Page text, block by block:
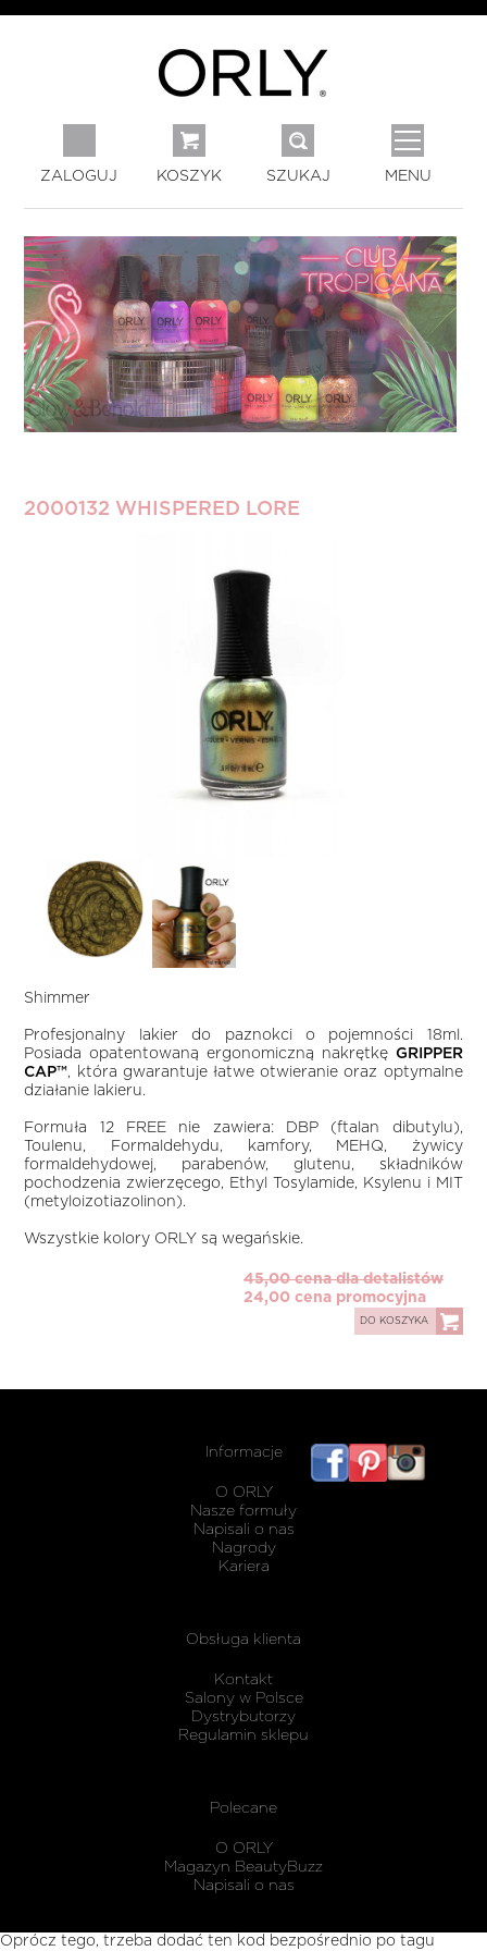
ZALOGUJ KOSZYK SZUKAJ MENU
2000132 WHISPERED LORE
Shimmer
Profesjonalny lakier do paznokci o pojemności 18ml.
Posiada opatentowaną ergonomiczną nakrętkę GRIPPER
CAP™, która gwarantuje łatwe otwieranie oraz optymalne
działanie lakieru.
Formuła 12 FREE nie zawiera: DBP (ftalan dibutylu),
Toulenu, Formaldehydu, kamfory, MEHQ, żywicy
formaldehydowej, parabenów, glutenu, składników
pochodzenia zwierzęcego, Ethyl Tosylamide, Ksylenu i MIT
(metyloizotiazolinon).
Wszystkie kolory ORLY są wegańskie.
45,00 cena dla detalistów
24,00 cena promocyjna
DO KOSZYKA
Informacje
O ORLY
Nasze formuły
Napisali o nas
Nagrody
Kariera
Obsługa klienta
Kontakt
Salony w Polsce
Dystrybutorzy
Regulamin sklepu
Polecane
O ORLY
Magazyn BeautyBuzz
Napisali o nas
Oprócz tego, trzeba dodać ten kod bezpośrednio po tagu